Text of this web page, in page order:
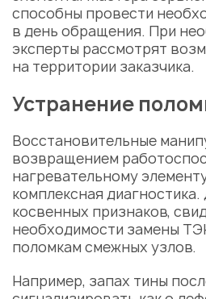
способны провести
в день обращения. При
эксперты рассмотрят
на территории заказчика.
Устранение
Восстановительные
возвращением
нагревательному
комплексная диагностика.
косвенных признаков,
необходимости замены
поломкам смежных узлов.
Например, запах тины